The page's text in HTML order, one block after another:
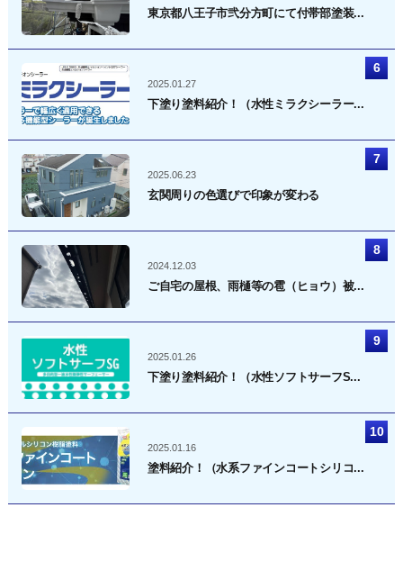
東京都八王子市弐分方町にて付帯部塗装...
2025.01.27
下塗り塗料紹介！（水性ミラクシーラー...
2025.06.23
玄関周りの色選びで印象が変わる
2024.12.03
ご自宅の屋根、雨樋等の雹（ヒョウ）被...
2025.01.26
下塗り塗料紹介！（水性ソフトサーフS...
2025.01.16
塗料紹介！（水系ファインコートシリコ...